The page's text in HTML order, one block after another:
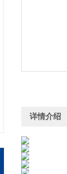
详情介绍